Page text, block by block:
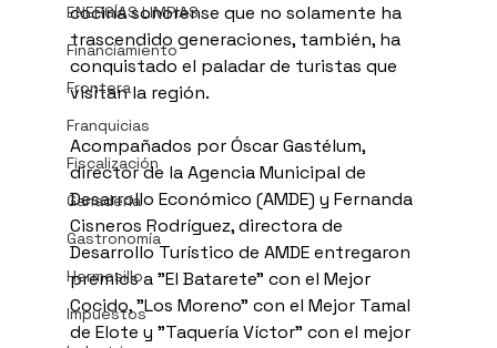
ENERGÍAS LIMPIAS
Financiamiento
Frontera
Franquicias
Fiscalización
Ganadería
Gastronomía
Hermosillo
Impuestos
cocina sonorense que no solamente ha
trascendido generaciones, también, ha
conquistado el paladar de turistas que
visitan la región.
Acompañados por Óscar Gastélum,
director de la Agencia Municipal de
Desarrollo Económico (AMDE) y Fernanda
Cisneros Rodríguez, directora de
Desarrollo Turístico de AMDE entregaron
premios a "El Batarete" con el Mejor
Cocido, "Los Moreno" con el Mejor Tamal
de Elote y "Taquería Víctor" con el mejor